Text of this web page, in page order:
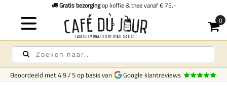
Gratis bezorgingop koffie & thee vanaf € 75,-
Beoordeeld met4.9/5op basis van Google klantreviews